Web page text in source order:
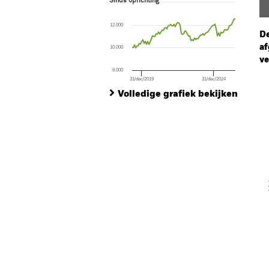
The chart has 1 X axis displaying Time.
The chart has 1 Y axis displaying values.
31/dec/2019 31/dec/2024
8.000
10.000
12.000
Volledige grafiek bekijken